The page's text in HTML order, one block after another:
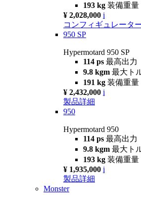
193 kg 装備重量
¥ 2,028,000 i
コンフィギュレータ
950 SP
Hypermotard 950 SP
114 ps 最高出力
9.8 kgm 最大ト
191 kg 装備重量
¥ 2,432,000 i
製品詳細
950
Hypermotard 950
114 ps 最高出力
9.8 kgm 最大ト
193 kg 装備重量
¥ 1,935,000 i
製品詳細
Monster